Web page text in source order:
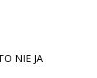
NIE JA